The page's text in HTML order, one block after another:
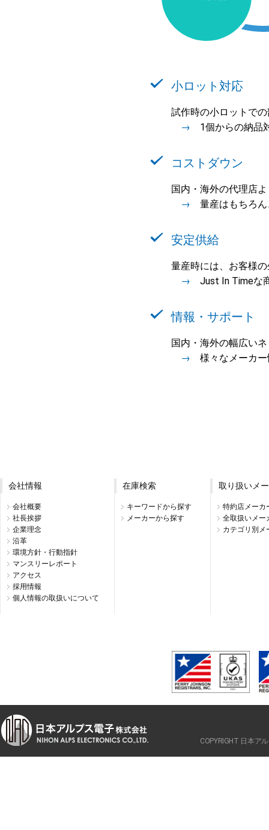
小ロット対応
試作時の小ロットで
→ 1個からの納品
コストダウン
国内・海外の代理店
→ 量産はもちろ
安定供給
量産時には、お客様
→ Just In Timeな
情報・サポート
国内・海外の幅広い
→ 様々なメーカ
会社情報
会社概要
社長挨拶
企業理念
沿革
環境方針・行動指針
マンスリーレポート
アクセス
採用情報
個人情報の取扱いについて
在庫検索
キーワードから探す
メーカーから探す
取り扱いメ
特約店メーカ
全取扱いメー
カテゴリ別メ
COPYRIGHT 日本ア